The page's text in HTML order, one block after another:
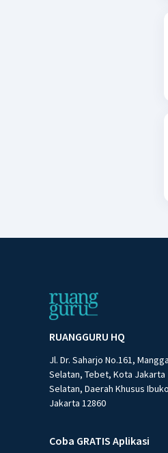
RUANGGURU HQ
Jl. Dr. Saharjo No.161,
Selatan, Tebet, Kota Jakarta
Selatan, Daerah Khusus
Jakarta 12860
Coba GRATIS Aplikasi